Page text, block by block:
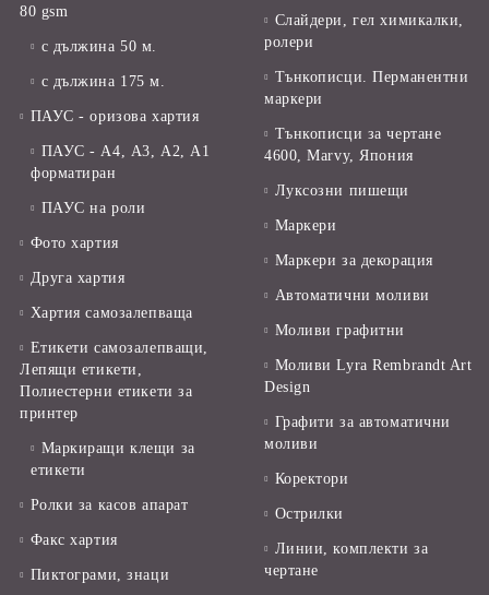
80 gsm
с дължина 50 м.
с дължина 175 м.
ПАУС - оризова хартия
ПАУС - А4, А3, А2, А1
форматиран
ПАУС на роли
Фото хартия
Друга хартия
Хартия самозалепваща
Етикети самозалепващи,
Лепящи етикети,
Полиестерни етикети за
принтер
Маркиращи клещи за
етикети
Ролки за касов апарат
Факс хартия
Пиктограми, знаци
Слайдери, гел химикалки,
ролери
Тънкописци. Перманентни
маркери
Тънкописци за чертане
4600, Marvy, Япония
Луксозни пишещи
Маркери
Маркери за декорация
Автоматични моливи
Моливи графитни
Моливи Lyra Rembrandt Art
Design
Графити за автоматични
моливи
Коректори
Острилки
Линии, комплекти за
чертане